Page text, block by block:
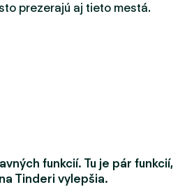
prezerajú aj tieto mestá.
funkcií. Tu je pár funkcií,
Tinderi vylepšia.